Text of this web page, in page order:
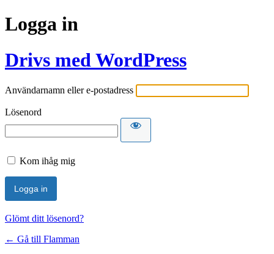
Logga in
Drivs med WordPress
Användarnamn eller e-postadress
Lösenord
Kom ihåg mig
Glömt ditt lösenord?
← Gå till Flamman